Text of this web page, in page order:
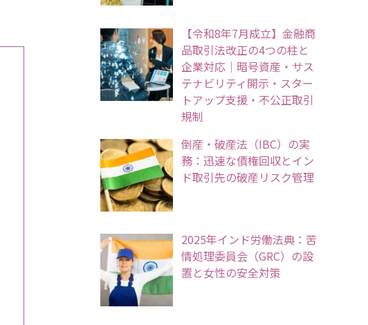
【令和8年7月成立】金融商
品取引法改正の4つの柱と
企業対応｜暗号資産・サス
テナビリティ開示・スター
トアップ支援・不公正取引
規制
倒産・破産法（IBC）の実
務：迅速な債権回収とイン
ド取引先の破産リスク管理
2025年インド労働法典：苦
情処理委員会（GRC）の設
置と女性の安全対策